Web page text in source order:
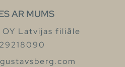
AR MUMS
Latvijas filiāle